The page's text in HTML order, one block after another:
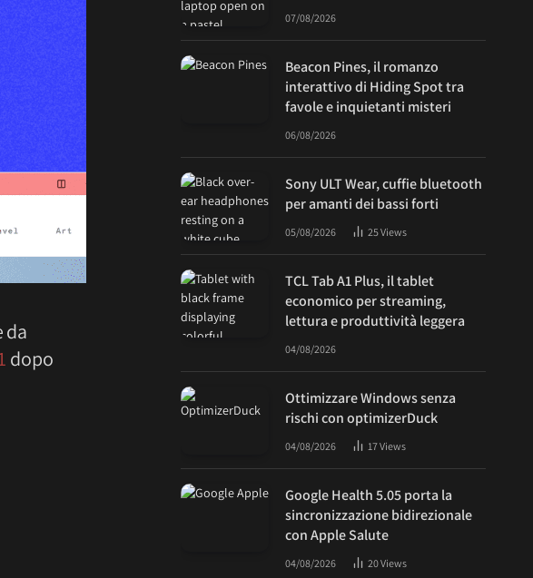
da
dopo
07/08/2026
Beacon Pines, il romanzo
interattivo di Hiding Spot tra
favole e inquietanti misteri
06/08/2026
Sony ULT Wear, cuffie bluetooth
per amanti dei bassi forti
05/08/2026 25Views
TCL Tab A1 Plus, il tablet
economico per streaming,
lettura e produttività leggera
04/08/2026
Ottimizzare Windows senza
rischi con optimizerDuck
04/08/2026 17Views
Google Health 5.05 porta la
sincronizzazione bidirezionale
con Apple Salute
04/08/2026 20Views